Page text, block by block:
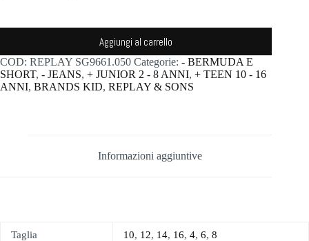
Aggiungi al carrello
COD: REPLAY SG9661.050 Categorie: - BERMUDA E
SHORT, - JEANS, + JUNIOR 2 - 8 ANNI, + TEEN 10 - 16
ANNI, BRANDS KID, REPLAY & SONS
Informazioni aggiuntive
Taglia 10, 12, 14, 16, 4, 6, 8